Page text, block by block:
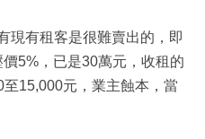
現有租客是很難賣出的，即
5%，已是30萬元，收租的
15,000元，業主蝕本，當